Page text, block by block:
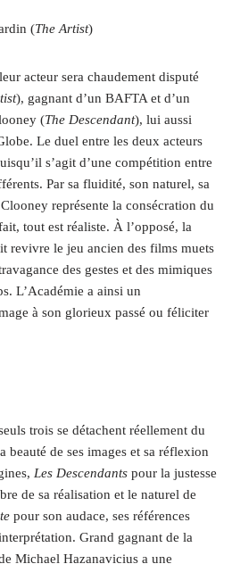
(The Artist)
acteur sera chaudement disputé
), gagnant d’un BAFTA et d’un
(The Descendant), lui aussi
Le duel entre les deux acteurs
s’agit d’une compétition entre
Par sa fluidité, son naturel, sa
représente la consécration du
tout est réaliste. À l’opposé, la
revivre le jeu ancien des films muets
des gestes et des mimiques
L’Académie a ainsi un
à son glorieux passé ou féliciter
trois se détachent réellement du
beauté de ses images et sa réflexion
Les Descendants pour la justesse
de sa réalisation et le naturel de
pour son audace, ses références
Grand gagnant de la
Michael Hazanavicius a une